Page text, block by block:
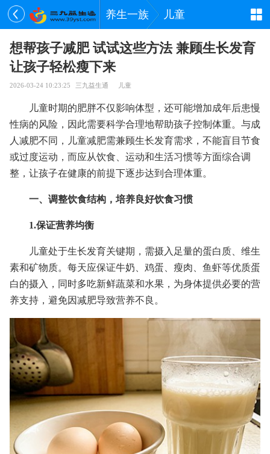
养生一族 儿童
想帮孩子减肥 试试这些方法 兼顾生长发育
让孩子轻松瘦下来
2026-03-24 10:23:25 三九益生通 儿童
儿童时期的肥胖不仅影响体型，还可能增加成年后患慢
性病的风险，因此需要科学合理地帮助孩子控制体重。与成
人减肥不同，儿童减肥需兼顾生长发育需求，不能盲目节食
或过度运动，而应从饮食、运动和生活习惯等方面综合调
整，让孩子在健康的前提下逐步达到合理体重。
一、调整饮食结构，培养良好饮食习惯
1.保证营养均衡
儿童处于生长发育关键期，需摄入足量的蛋白质、维生
素和矿物质。每天应保证牛奶、鸡蛋、瘦肉、鱼虾等优质蛋
白的摄入，同时多吃新鲜蔬菜和水果，为身体提供必要的营
养支持，避免因减肥导致营养不良。